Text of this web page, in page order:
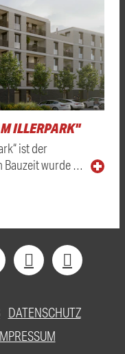
ILLERPARK"
ist der
Bauzeit wurde …
DATENSCHUTZ